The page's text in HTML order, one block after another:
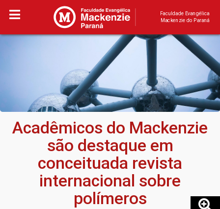
Faculdade Evangélica
Mackenzie do Paraná
Acadêmicos do Mackenzie
são destaque em
conceituada revista
internacional sobre
polímeros